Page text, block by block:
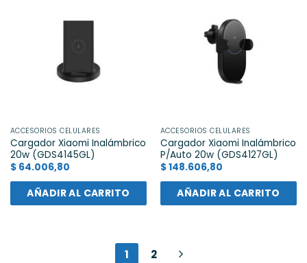
ACCESORIOS CELULARES
Cargador Xiaomi Inalámbrico
20w (GDS4145GL)
$64.006,80
AÑADIR AL CARRITO
ACCESORIOS CELULARES
Cargador Xiaomi Inalámbrico
P/Auto 20w (GDS4127GL)
$148.606,80
AÑADIR AL CARRITO
1 2